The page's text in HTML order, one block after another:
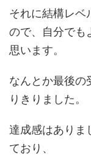
それに結構レベ
ので、自分でも
思います。
なんとか最後の
りきりました。
達成感はありま
ており、